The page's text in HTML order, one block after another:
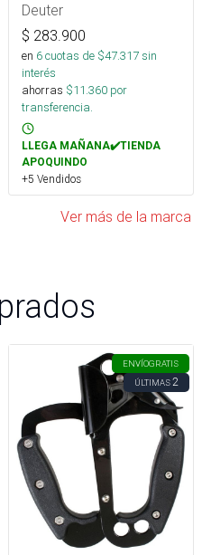
Deuter
$ 283.900
en 6cuotas de $47.317sin
interés
ahorras $11.360 por
transferencia.
LLEGA MAÑANA✔️TIENDA
APOQUINDO
+5 Vendidos
Ver más de la marca
ENVÍOGRATIS
ÚLTIMAS2